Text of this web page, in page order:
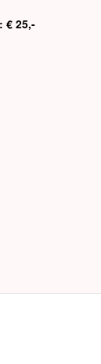
€ 25,-